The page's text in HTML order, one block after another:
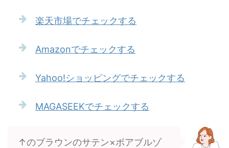
楽天市場でチェックする
Amazonでチェックする
Yahoo!ショッピングでチェックする
MAGASEEKでチェックする
↑のブラウンのサテン×ボアブルゾ